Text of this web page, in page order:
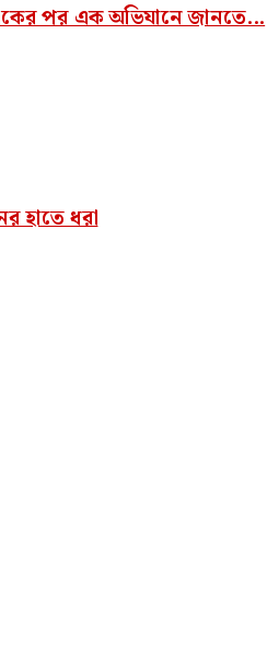
পর এক অভিযানে জানতে...
হাতে ধরা